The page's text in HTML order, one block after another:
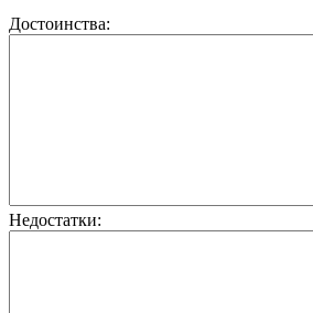
Достоинства:
Недостатки: